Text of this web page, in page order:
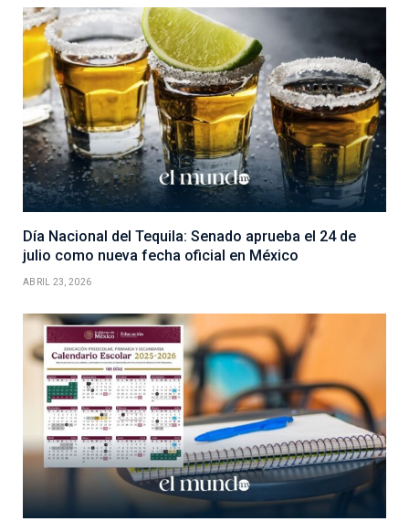
Día Nacional del Tequila: Senado aprueba el 24 de
julio como nueva fecha oficial en México
ABRIL 23, 2026